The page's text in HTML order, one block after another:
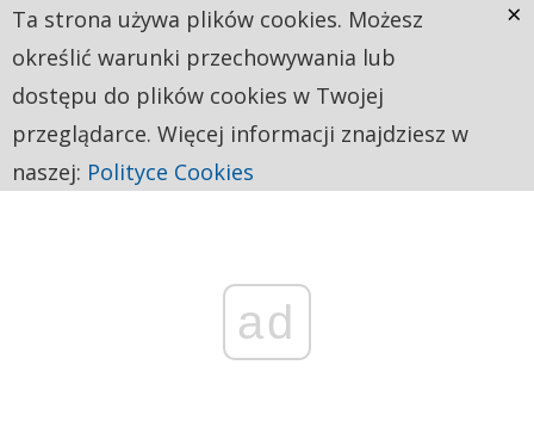
ad
Ta strona używa plików cookies. Możesz
określić warunki przechowywania lub
dostępu do plików cookies w Twojej
przeglądarce. Więcej informacji znajdziesz w
naszej: Polityce Cookies
×